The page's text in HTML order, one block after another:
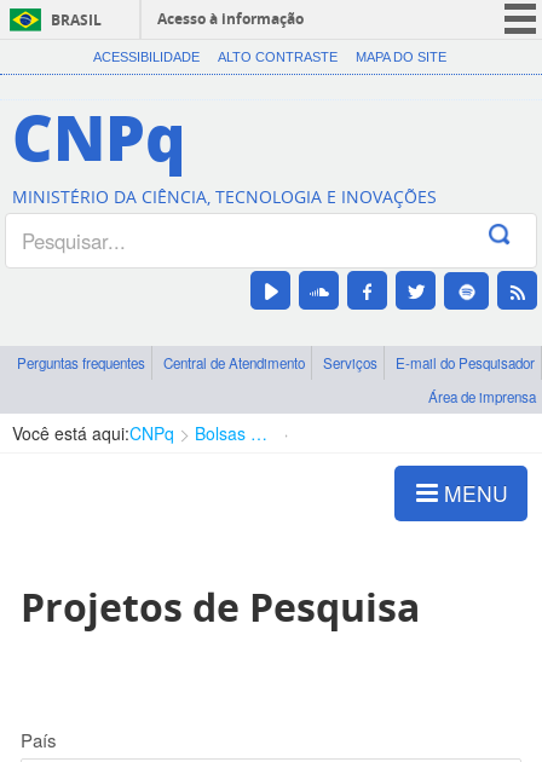
BRASIL
Acesso à informação
CORONAVÍRUS (COVID-19)
Canais
ACESSIBILIDADE ALTO CONTRASTE MAPA DO SITE
CNPq
MINISTÉRIO DA CIÊNCIA, TECNOLOGIA E INOVAÇÕES
Perguntas frequentes Central de Atendimento Serviços
E-mail do Pesquisador
Área de imprensa
Você está aqui:CNPq Bolsas e Auxílios Vigentes
MENU
Projetos de Pesquisa
País